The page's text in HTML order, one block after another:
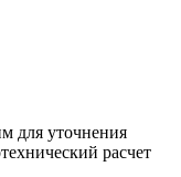
для уточнения
расчет